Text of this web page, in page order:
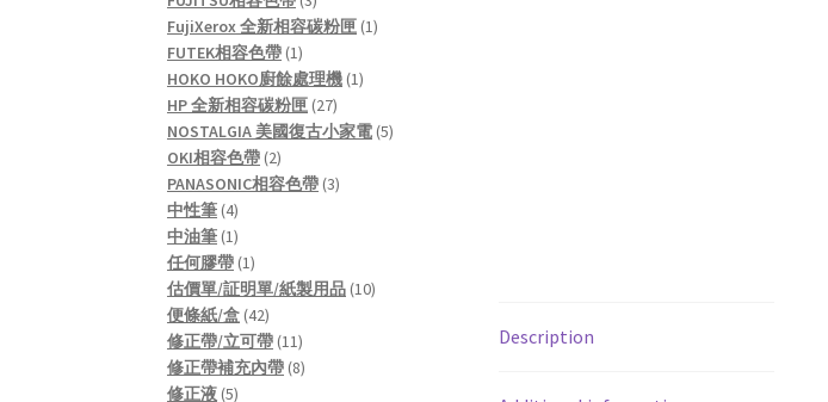
Description
products
FujiXerox 全新相容碳粉匣 11
FUTEK相容色帶 11
product
HOKO HOKO廚餘處理機 11
HP 全新相容碳粉匣 2727
products
NOSTALGIA 美國復古小家電 55
OKI相容色帶 22
products
PANASONIC相容色帶 33
中性筆 44
products
中油筆 11
product
任何膠帶 11
product
估價單/証明單/紙製用品 1010
便條紙/盒 4242
products
修正帶/立可帶 1111
products
修正帶補充內帶 88
修正液 55